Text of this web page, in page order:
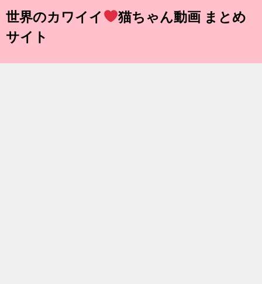
世界のカワイイ
猫ちゃん動画 まとめ
サイト